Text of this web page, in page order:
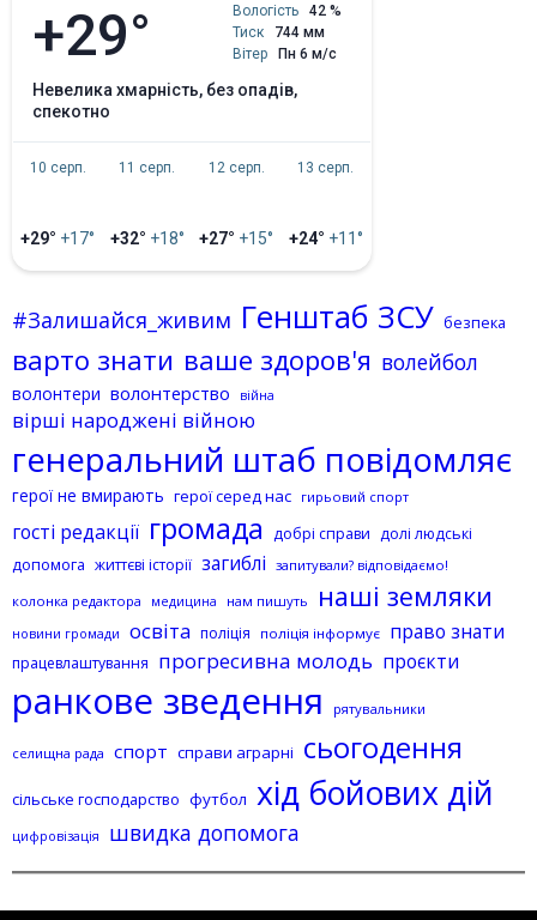
+29° Вологість
42 %
Тиск
744 мм
Вітер
Пн 6 м/с
невелика хмарність, без опадів,
спекотно
10 серп.
+29° +17°
11 серп.
+32° +18°
12 серп.
+27° +15°
13 серп.
+24° +11°
#Залишайся_живим Генштаб ЗСУ безпека
варто знати ваше здоров'я волейбол
волонтери волонтерство війна
вірші народжені війною
генеральний штаб повідомляє
герої не вмирають герої серед нас гирьовий спорт
гості редакції громада добрі справи долі людські
допомога життєві історії загиблі запитували? відповідаємо!
колонка редактора
медицина нам пишуть наші земляки
новини громади освіта поліція поліція інформує право знати
працевлаштування прогресивна молодь проєкти
ранкове зведення рятувальники
селищна рада спорт справи аграрні сьогодення
сільське господарство футбол хід бойових дій
цифровізація швидка допомога